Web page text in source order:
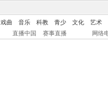
戏曲 音乐 科教 青少 文化
艺术
直播中国 赛事直播 网络